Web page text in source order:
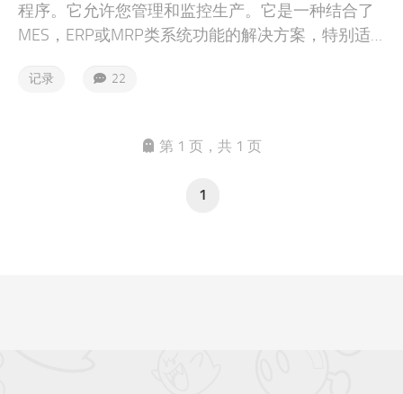
程序。它允许您管理和监控生产。它是一种结合了
MES，ERP或MRP类系统功能的解决方案，特别适
其易用性、定制简单、快速实施和无限扩展可能性
记录 22
第 1 页，共 1 页
1